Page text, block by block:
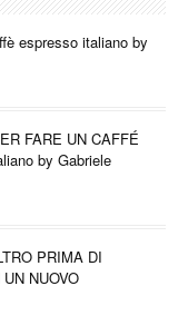
espresso italiano by
FARE UN CAFFÉ
by Gabriele
PRIMA DI
NUOVO